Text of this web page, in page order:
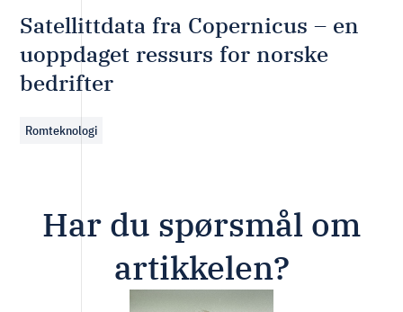
Satellittdata fra Copernicus – en
uoppdaget ressurs for norske
bedrifter
Romteknologi
Har du spørsmål om
artikkelen?